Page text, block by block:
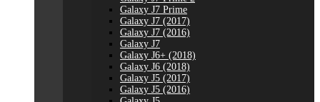
Galaxy J7 Prime
Galaxy J7 (2017)
Galaxy J7 (2016)
Galaxy J7
Galaxy J6+ (2018)
Galaxy J6 (2018)
Galaxy J5 (2017)
Galaxy J5 (2016)